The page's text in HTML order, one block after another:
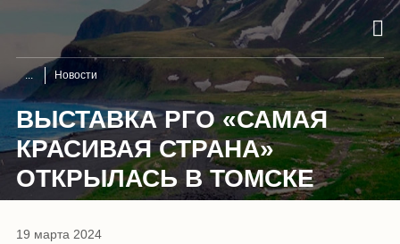
Новости
ВЫСТАВКА РГО «САМАЯ
КРАСИВАЯ СТРАНА»
ОТКРЫЛАСЬ В ТОМСКЕ
19 марта 2024